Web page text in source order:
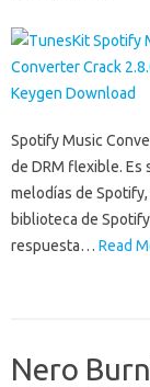
Spotify Music
de DRM flexible.
melodías de
biblioteca de
respuesta… Read
Nero